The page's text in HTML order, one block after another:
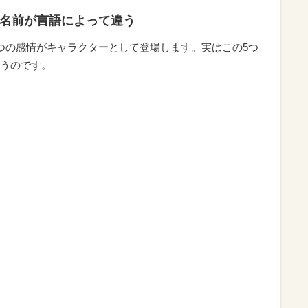
前が言語によって違う
感情がキャラクターとして登場します。実はこの5つ
のです。